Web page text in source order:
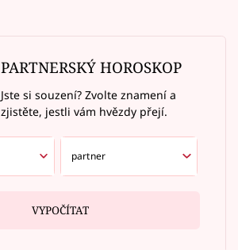
PARTNERSKÝ HOROSKOP
Jste si souzení? Zvolte znamení a
zjistěte, jestli vám hvězdy přejí.
VYPOČÍTAT